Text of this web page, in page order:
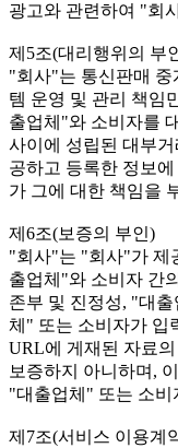
광고와 관련하여 "회
제5조(대리행위의 부
"회사"는 통신판매 중
템 운영 및 관리 책임
출업체"와 소비자를
사이에 성립된 대부
공하고 등록한 정보
가 그에 대한 책임을
제6조(보증의 부인)
"회사"는 "회사"가 제
출업체"와 소비자 간
존부 및 진정성, "대
체" 또는 소비자가 입
URL에 게재된 자료
보증하지 아니하며,
"대출업체" 또는 소비
제7조(서비스 이용계